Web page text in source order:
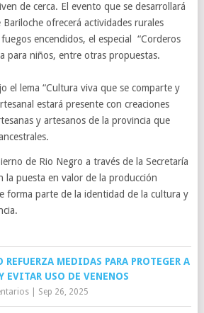
de cerca. El evento que se desarrollará
ofrecerá actividades rurales
encendidos, el especial “Corderos
para niños, entre otras propuestas.
el lema “Cultura viva que se comparte y
estará presente con creaciones
y artesanos de la provincia que
de Rio Negro a través de la Secretaría
la puesta en valor de la producción
forma parte de la identidad de la cultura y
REFUERZA MEDIDAS PARA PROTEGER A
EVITAR USO DE VENENOS
| Sep 26, 2025